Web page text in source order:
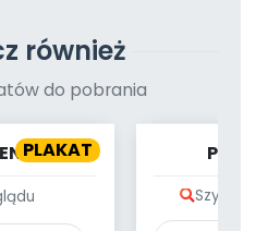
również
do pobrania
PLAKAT
-
Plakat
Szybki